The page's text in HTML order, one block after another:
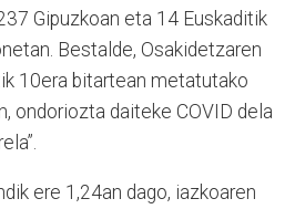
Gipuzkoan eta 14 Euskaditik
Bestalde, Osakidetzaren
10era bitartean metatutako
ondoriozta daiteke COVID dela
ere 1,24an dago, iazkoaren